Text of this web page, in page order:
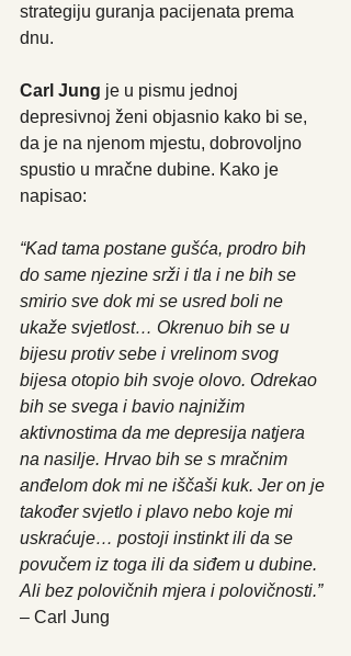
strategiju guranja pacijenata prema
dnu.
Carl Jung je u pismu jednoj
depresivnoj ženi objasnio kako bi se,
da je na njenom mjestu, dobrovoljno
spustio u mračne dubine. Kako je
napisao:
“Kad tama postane gušća, prodro bih
do same njezine srži i tla i ne bih se
smirio sve dok mi se usred boli ne
ukaže svjetlost… Okrenuo bih se u
bijesu protiv sebe i vrelinom svog
bijesa otopio bih svoje olovo. Odrekao
bih se svega i bavio najnižim
aktivnostima da me depresija natjera
na nasilje. Hrvao bih se s mračnim
anđelom dok mi ne iščaši kuk. Jer on je
također svjetlo i plavo nebo koje mi
uskraćuje… postoji instinkt ili da se
povučem iz toga ili da siđem u dubine.
Ali bez polovičnih mjera i polovičnosti.”
– Carl Jung